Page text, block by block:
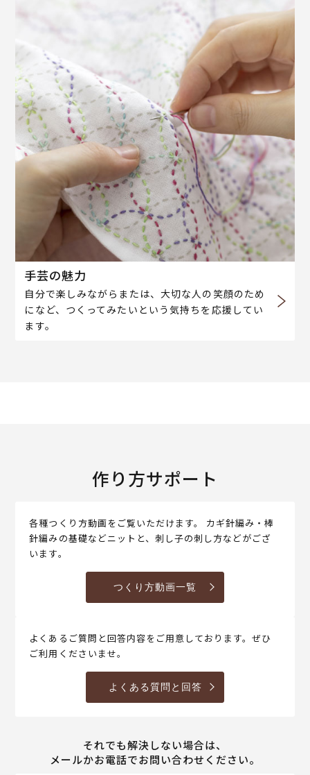
手芸の魅力
自分で楽しみながらまたは、大切な人の笑顔のため
になど、つくってみたいという気持ちを応援してい
ます。
作り方サポート
各種つくり方動画をご覧いただけます。 カギ針編み・棒
針編みの基礎などニットと、刺し子の刺し方などがござ
います。
つくり方動画一覧
よくあるご質問と回答内容をご用意しております。ぜひ
ご利用くださいませ。
よくある質問と回答
それでも解決しない場合は、
メールかお電話でお問い合わせください。